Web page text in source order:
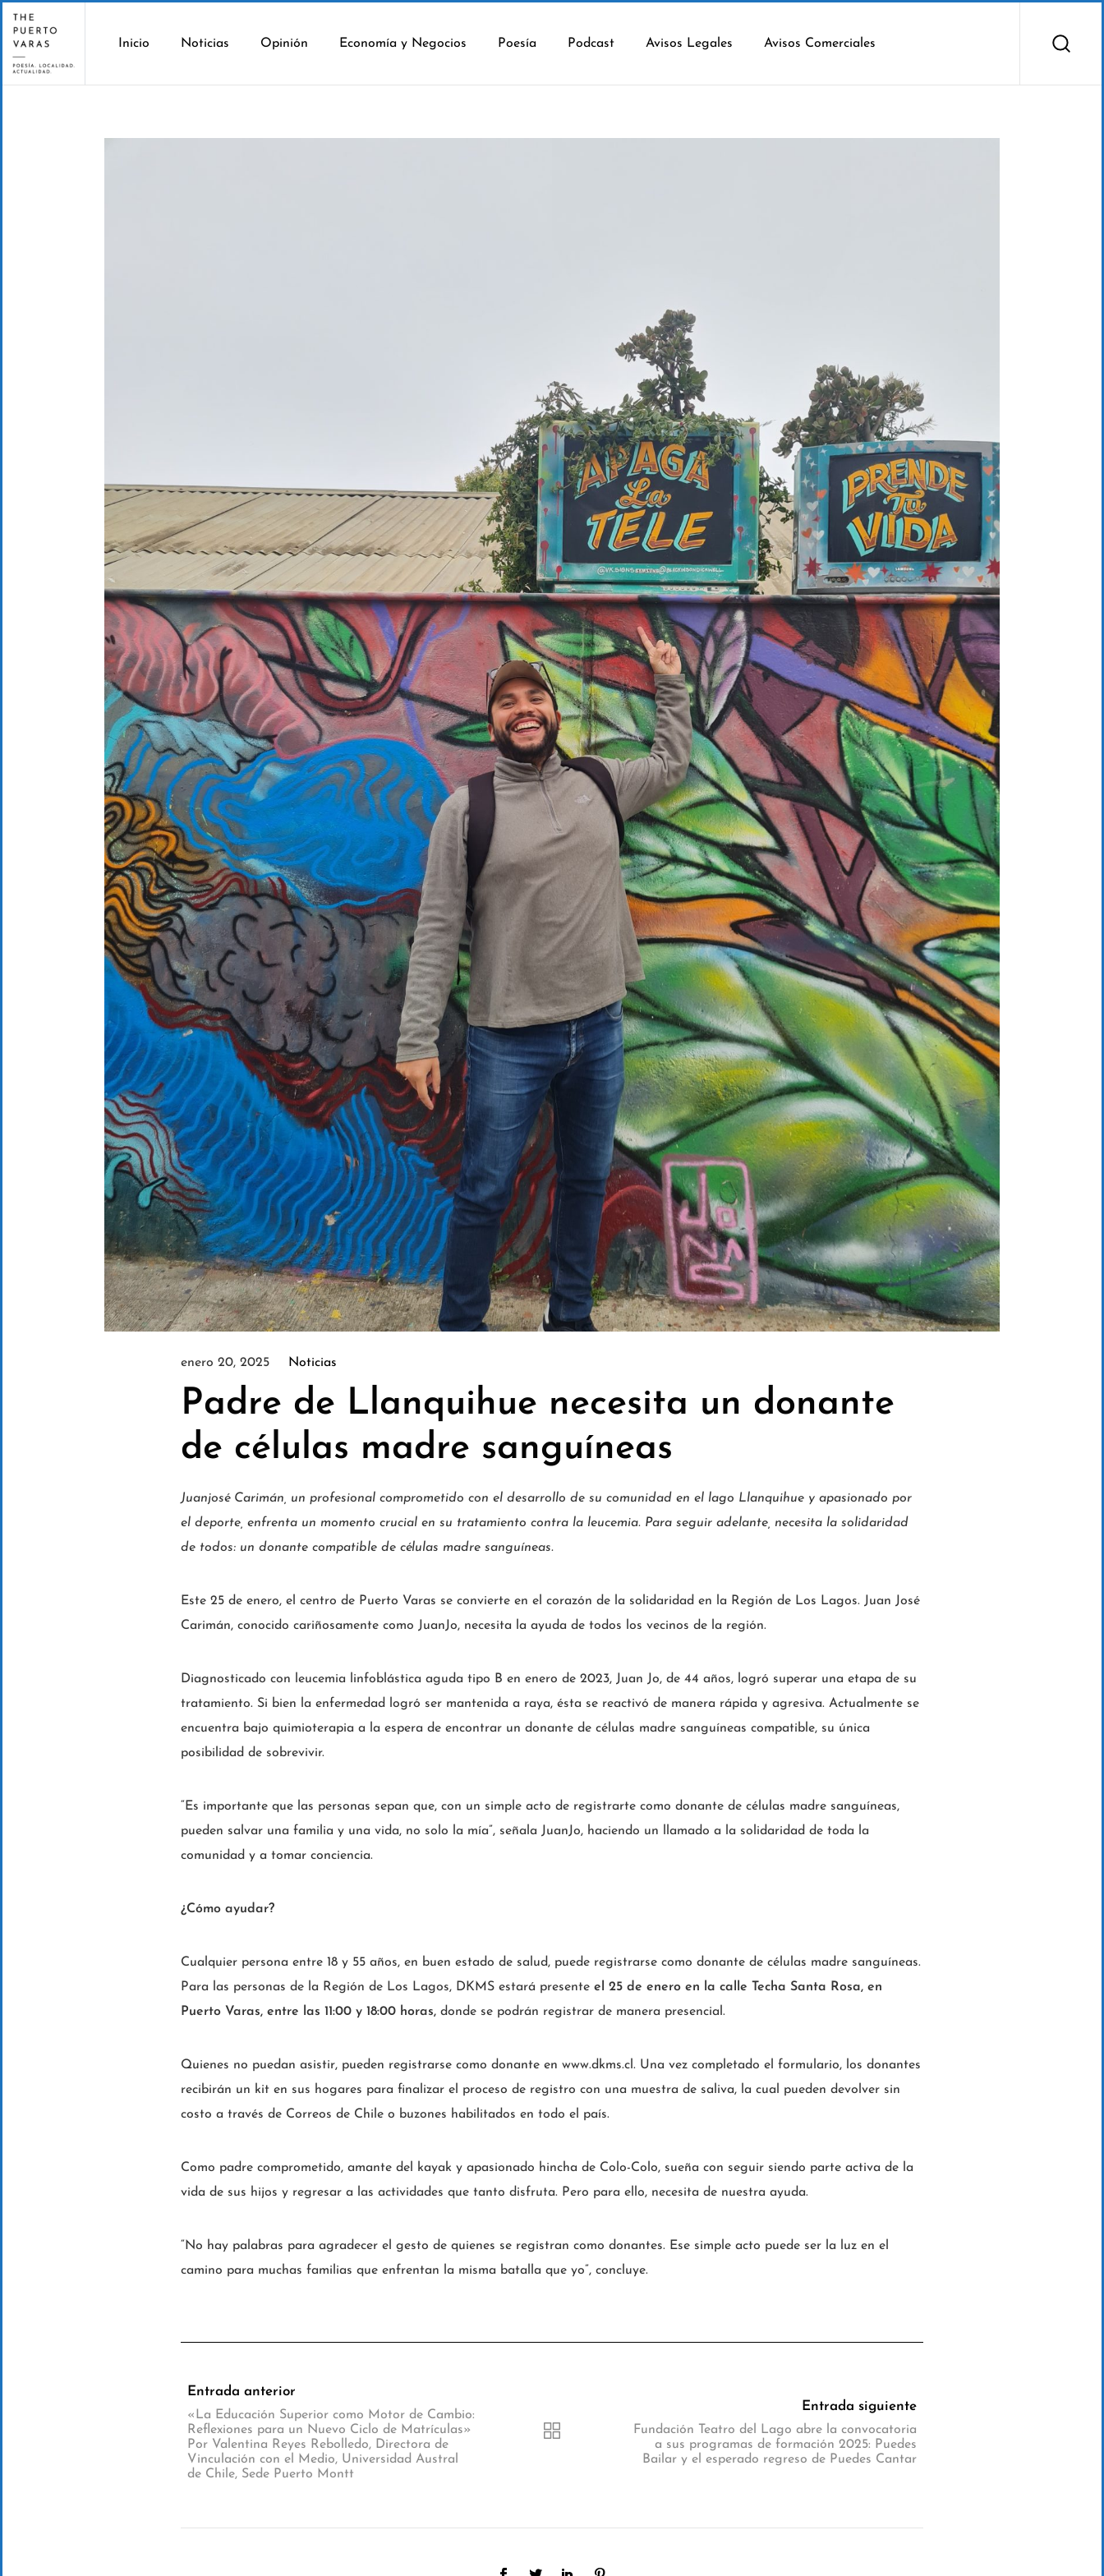
Inicio Noticias Opinión Economía y Negocios Poesía Podcast Avisos Legales Avisos Comerciales
enero 20, 2025 Noticias
Padre de Llanquihue necesita un donante
de células madre sanguíneas
Juanjosé Carimán, un profesional comprometido con el desarrollo de su comunidad en el lago Llanquihue y apasionado por
el deporte, enfrenta un momento crucial en su tratamiento contra la leucemia. Para seguir adelante, necesita la solidaridad
de todos: un donante compatible de células madre sanguíneas.
Este 25 de enero, el centro de Puerto Varas se convierte en el corazón de la solidaridad en la Región de Los Lagos. Juan José
Carimán, conocido cariñosamente como JuanJo, necesita la ayuda de todos los vecinos de la región.
Diagnosticado con leucemia linfoblástica aguda tipo B en enero de 2023, Juan Jo, de 44 años, logró superar una etapa de su
tratamiento. Si bien la enfermedad logró ser mantenida a raya, ésta se reactivó de manera rápida y agresiva. Actualmente se
encuentra bajo quimioterapia a la espera de encontrar un donante de células madre sanguíneas compatible, su única
posibilidad de sobrevivir.
“Es importante que las personas sepan que, con un simple acto de registrarte como donante de células madre sanguíneas,
pueden salvar una familia y una vida, no solo la mía”, señala JuanJo, haciendo un llamado a la solidaridad de toda la
comunidad y a tomar conciencia.
¿Cómo ayudar?
Cualquier persona entre 18 y 55 años, en buen estado de salud, puede registrarse como donante de células madre sanguíneas.
Para las personas de la Región de Los Lagos, DKMS estará presenteel 25 de enero en la calle Techa Santa Rosa, en
Puerto Varas, entre las 11:00 y 18:00 horas, donde se podrán registrar de manera presencial.
Quienes no puedan asistir, pueden registrarse como donante en www.dkms.cl. Una vez completado el formulario, los donantes
recibirán un kit en sus hogares para finalizar el proceso de registro con una muestra de saliva, la cual pueden devolver sin
costo a través de Correos de Chile o buzones habilitados en todo el país.
Como padre comprometido, amante del kayak y apasionado hincha de Colo-Colo, sueña con seguir siendo parte activa de la
vida de sus hijos y regresar a las actividades que tanto disfruta. Pero para ello, necesita de nuestra ayuda.
“No hay palabras para agradecer el gesto de quienes se registran como donantes. Ese simple acto puede ser la luz en el
camino para muchas familias que enfrentan la misma batalla que yo”, concluye.
Entrada anterior
«La Educación Superior como Motor de Cambio:
Reflexiones para un Nuevo Ciclo de Matrículas»
Por Valentina Reyes Rebolledo, Directora de
Vinculación con el Medio, Universidad Austral
de Chile, Sede Puerto Montt
Entrada siguiente
Fundación Teatro del Lago abre la convocatoria
a sus programas de formación 2025: Puedes
Bailar y el esperado regreso de Puedes Cantar